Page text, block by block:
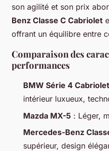
son agilité et son prix
Benz Classe C Cabriolet
offrant un équilibre entre
Comparaison des
performances
BMW Série 4 Cabriolet
intérieur luxueux,
Mazda MX-5 : Léger,
Mercedes-Benz
supérieur, design